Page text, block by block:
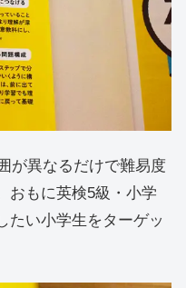
が異なるだけで難易度
おもに英検5級・小学
たい小学生をターゲッ